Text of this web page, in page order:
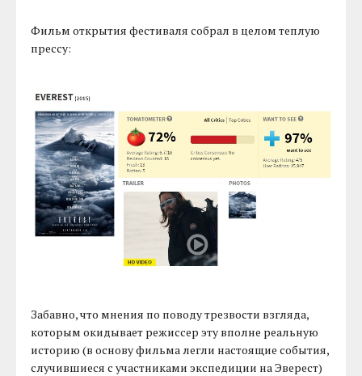
Фильм открытия фестиваля собрал в целом теплую
прессу:
Забавно, что мнения по поводу трезвости взгляда,
которым окидывает режиссер эту вполне реальную
историю (в основу фильма легли настоящие события,
случившиеся с участниками экспедиции на Эверест)